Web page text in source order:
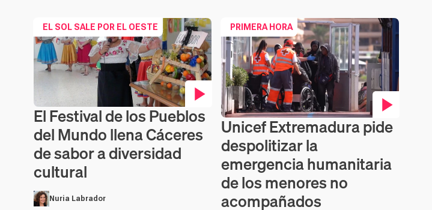
EL SOL SALE POR EL OESTE
Contenido en vídeo
El Festival de los Pueblos
del Mundo llena Cáceres
de sabor a diversidad
cultural
Nuria Labrador
PRIMERA HORA
Contenido en vídeo
Unicef Extremadura pide
despolitizar la
emergencia humanitaria
de los menores no
acompañados